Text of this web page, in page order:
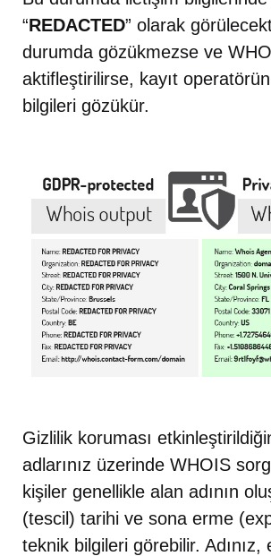
“REDACTED” olarak
durumda gözükmezse ve
aktifleştirilirse, kayıt
bilgileri gözükür.
Gizlilik koruması
adlarınız üzerinde WHOIS
kişiler genellikle alan adının
(tescil) tarihi ve sona erme
teknik bilgileri görebilir. Adınız,